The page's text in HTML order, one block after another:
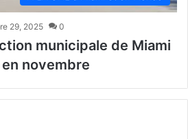
29, 2025 0
municipale de Miami
novembre